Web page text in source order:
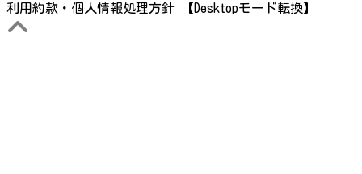
利用約款・個人情報処理方針
【Desktopモード転換】